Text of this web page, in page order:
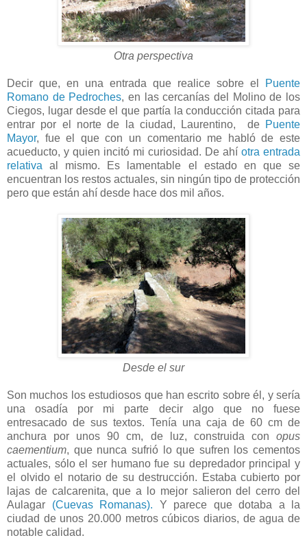
Otra perspectiva
Decir que, en una entrada que realice sobre el
Puente
Romano de Pedroches, en las cercanías del Molino de los
Ciegos, lugar desde el que partía la conducción citada para
entrar por el norte de la ciudad, Laurentino, de Puente
Mayor, fue el que con un comentario me habló de este
acueducto, y quien incitó mi curiosidad. De ahí otra entrada
relativaal mismo. Es lamentable el estado en que se
encuentran los restos actuales, sin ningún tipo de protección
pero que están ahí desde hace dos mil años.
Desde el sur
Son muchos los estudiosos que han escrito sobre él, y sería
una osadía por mi parte decir algo que no fuese
entresacado de sus textos. Tenía una caja de 60 cm de
anchura por unos 90 cm, de luz, construida con opus
caementium, que nunca sufrió lo que sufren los cementos
actuales, sólo el ser humano fue su depredador principal y
el olvido el notario de su destrucción. Estaba cubierto por
lajas de calcarenita, que a lo mejor salieron del cerro del
Aulagar (Cuevas Romanas). Y parece que dotaba a la
ciudad de unos 20.000 metros cúbicos diarios, de agua de
notable calidad.